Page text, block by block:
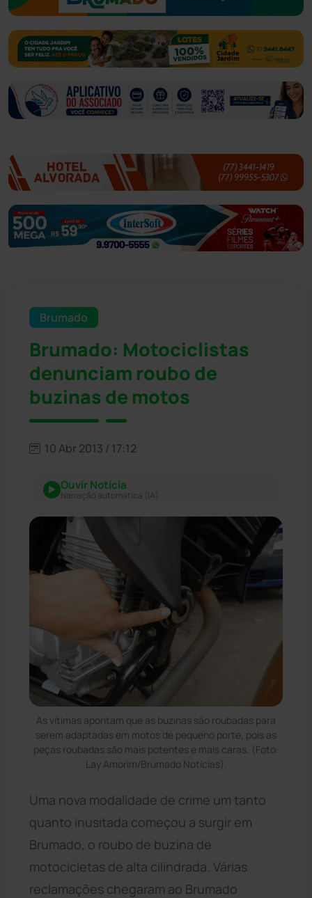
Brumado
Brumado: Motociclistas
denunciam roubo de
buzinas de motos
10 Abr 2013 / 17:12
Ouvir Notícia
Narração automática (IA)
As vítimas apontam que as buzinas são roubadas para
serem adaptadas em motos de pequeno porte, pois as
peças roubadas são mais potentes e mais caras. (Foto:
Lay Amorim/Brumado Notícias).
Uma nova modalidade de crime um tanto
quanto inusitada começou a surgir em
Brumado, o roubo de buzina de
motocicletas de alta cilindrada. Várias
reclamações chegaram ao Brumado